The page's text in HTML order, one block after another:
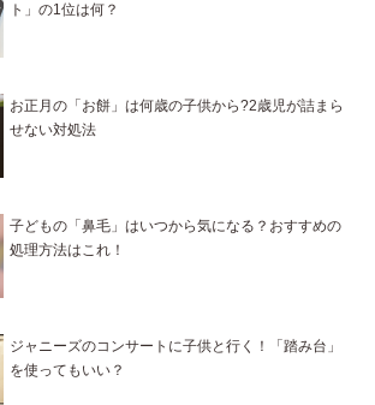
ト」の1位は何？
お正月の「お餅」は何歳の子供から?2歳児が詰まら
せない対処法
子どもの「鼻毛」はいつから気になる？おすすめの
処理方法はこれ！
ジャニーズのコンサートに子供と行く！「踏み台」
を使ってもいい？